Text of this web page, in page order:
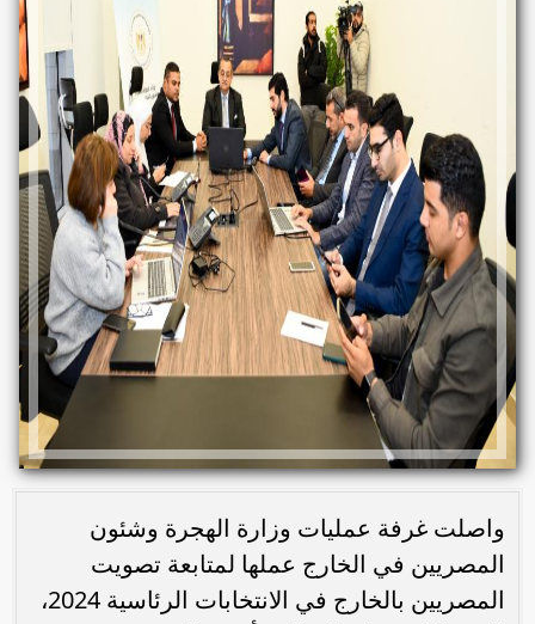
واصلت غرفة عمليات وزارة الهجرة وشئون
المصريين في الخارج عملها لمتابعة تصويت
المصريين بالخارج في الانتخابات الرئاسية 2024،